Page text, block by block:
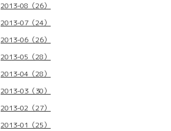
2013-08（26）
2013-07（24）
2013-06（26）
2013-05（28）
2013-04（28）
2013-03（30）
2013-02（27）
2013-01（25）